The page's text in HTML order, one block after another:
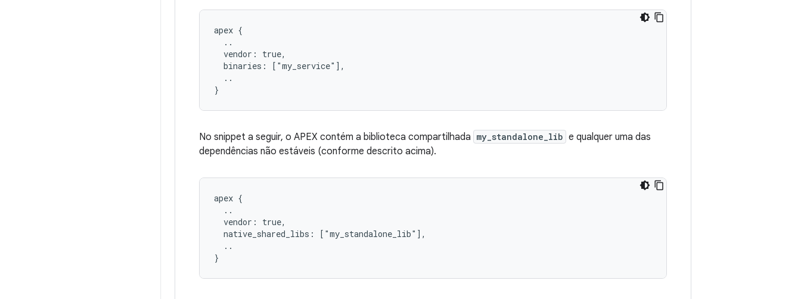
apex {
  ..
  vendor: true,
  binaries: ["my_service"],
  ..
No snippet a seguir, o APEX contém a biblioteca compartilhada my_standalone_lib e qualquer uma das
dependências não estáveis (conforme descrito acima).
apex {
  ..
  vendor: true,
  native_shared_libs: ["my_standalone_lib"],
  ..